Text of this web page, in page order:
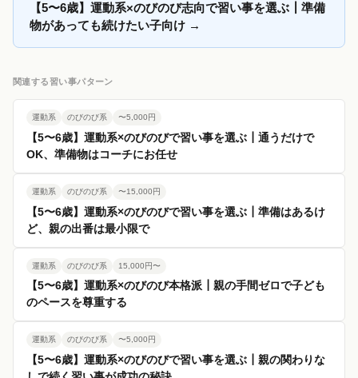
【5〜6歳】運動系×のびのび志向で習い事を選ぶ┃準備
物があっても続けたい子向け →
関連する習い事パターン
運動系 のびのび系 〜5,000円
【5〜6歳】運動系×のびのびで習い事を選ぶ┃通うだけで
OK、準備物はコーチにお任せ
運動系 のびのび系 〜15,000円
【5〜6歳】運動系×のびのびで習い事を選ぶ┃準備はあるけ
ど、親の出番は最小限で
運動系 のびのび系 15,000円〜
【5〜6歳】運動系×のびのび本格派┃親の手間ゼロで子ども
のペースを尊重する
運動系 のびのび系 〜5,000円
【5〜6歳】運動系×のびのびで習い事を選ぶ┃親の関わりな